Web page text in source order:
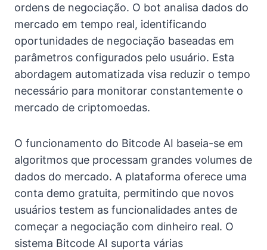
ordens de negociação. O bot analisa dados do
mercado em tempo real, identificando
oportunidades de negociação baseadas em
parâmetros configurados pelo usuário. Esta
abordagem automatizada visa reduzir o tempo
necessário para monitorar constantemente o
mercado de criptomoedas.
O funcionamento do Bitcode AI baseia-se em
algoritmos que processam grandes volumes de
dados do mercado. A plataforma oferece uma
conta demo gratuita, permitindo que novos
usuários testem as funcionalidades antes de
começar a negociação com dinheiro real. O
sistema Bitcode AI suporta várias